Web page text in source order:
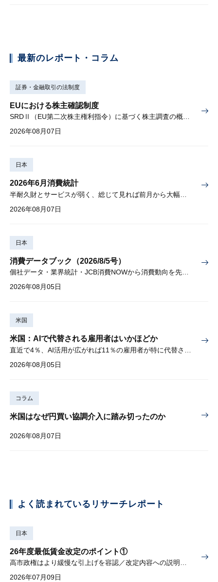
最新のレポート・コラム
証券・金融取引の法制度
EUにおける株主確認制度
SRDⅡ（EU第二次株主権利指令）に基づく株主調査の概要と課題
2026年08月07日
日本
2026年6月消費統計
2026年08月07日
日本
消費データブック（2026/8/5号）
個社データ・業界統計・JCB消費NOWから消費動向を先取り
2026年08月05日
米国
米国：AIで代替される雇用者はいかほどか
2026年08月05日
コラム
米国はなぜ円買い協調介入に踏み切ったのか
2026年08月07日
よく読まれているリサーチレポート
日本
26年度最低賃金改定のポイント①
高市政権はより緩慢な引上げを容認／改定内容への説明責任が焦点
2026年07月09日